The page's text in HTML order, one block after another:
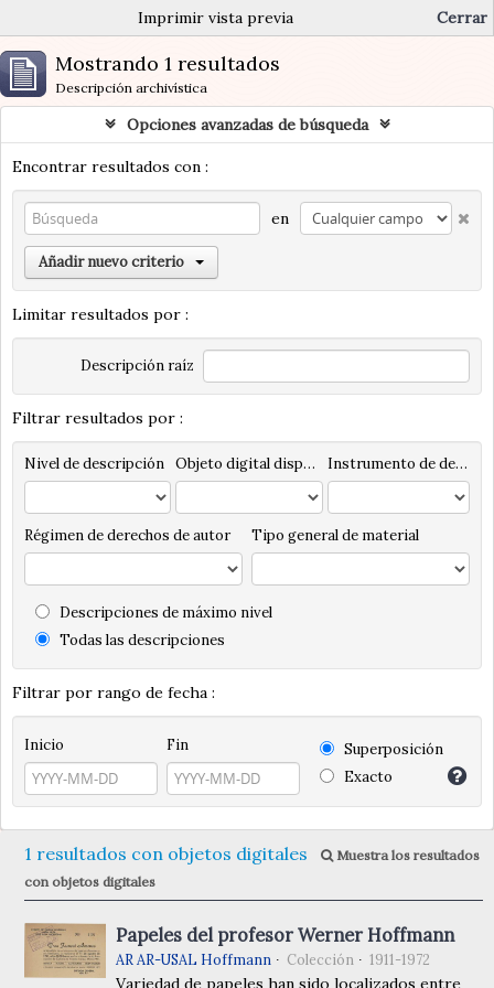
Imprimir vista previa Cerrar
Mostrando 1 resultados
Descripción archivística
Opciones avanzadas de búsqueda
Encontrar resultados con :
en
Añadir nuevo criterio
Limitar resultados por :
Descripción raíz
Filtrar resultados por :
Nivel de descripción Objeto digital disponibles Instrumento de descripción
Régimen de derechos de autor Tipo general de material
Descripciones de máximo nivel
Todas las descripciones
Filtrar por rango de fecha :
Inicio Fin
Superposición
Exacto
1 resultados con objetos digitales
Muestra los resultados
con objetos digitales
Papeles del profesor Werner Hoffmann
AR AR-USAL Hoffmann Colección 1911-1972
Variedad de papeles han sido localizados entre